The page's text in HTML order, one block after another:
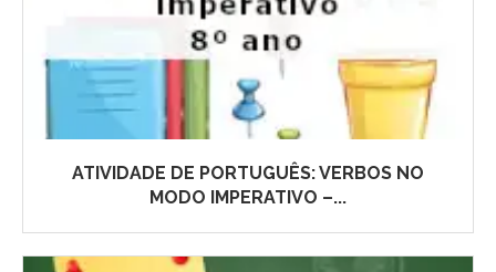
ATIVIDADE DE PORTUGUÊS: VERBOS NO
MODO IMPERATIVO –...